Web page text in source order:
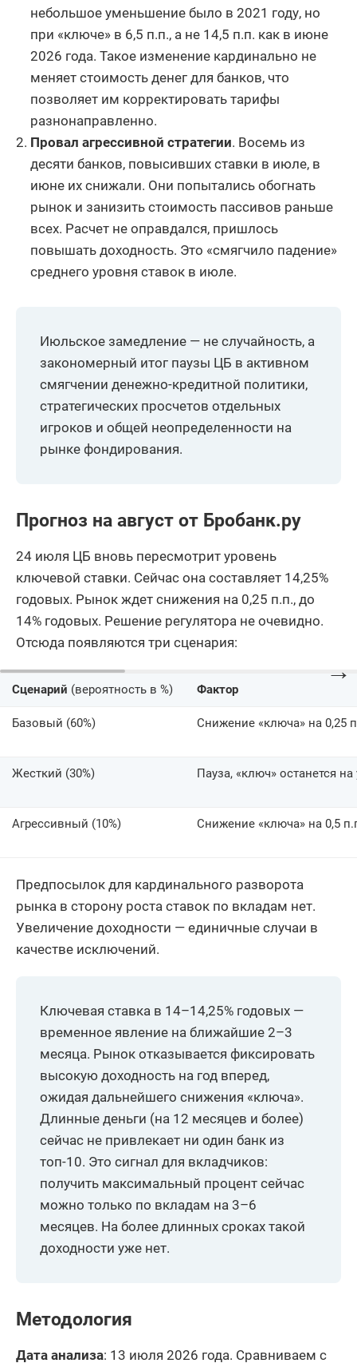
небольшое уменьшение было в 2021 году, но
при «ключе» в 6,5 п.п., а не 14,5 п.п. как в июне
2026 года. Такое изменение кардинально не
меняет стоимость денег для банков, что
позволяет им корректировать тарифы
разнонаправленно.
Провал агрессивной стратегии. Восемь из
десяти банков, повысивших ставки в июле, в
июне их снижали. Они попытались обогнать
рынок и занизить стоимость пассивов раньше
всех. Расчет не оправдался, пришлось
повышать доходность. Это «смягчило падение»
среднего уровня ставок в июле.
Июльское замедление — не случайность, а
закономерный итог паузы ЦБ в активном
смягчении денежно-кредитной политики,
стратегических просчетов отдельных
игроков и общей неопределенности на
рынке фондирования.
Прогноз на август от Бробанк.ру
24 июля ЦБ вновь пересмотрит уровень
ключевой ставки. Сейчас она составляет 14,25%
годовых. Рынок ждет снижения на 0,25 п.п., до
14% годовых. Решение регулятора не очевидно.
Отсюда появляются три сценария:
→
Сценарий (вероятность в %) Фактор
Базовый (60%) Снижение «ключа» на 0,25
Жесткий (30%) Пауза, «ключ» останется
Агрессивный (10%) Снижение «ключа» на 0,5
Предпосылок для кардинального разворота
рынка в сторону роста ставок по вкладам нет.
Увеличение доходности — единичные случаи в
качестве исключений.
Ключевая ставка в 14–14,25% годовых —
временное явление на ближайшие 2–3
месяца. Рынок отказывается фиксировать
высокую доходность на год вперед,
ожидая дальнейшего снижения «ключа».
Длинные деньги (на 12 месяцев и более)
сейчас не привлекает ни один банк из
топ-10. Это сигнал для вкладчиков:
получить максимальный процент сейчас
можно только по вкладам на 3–6
месяцев. На более длинных сроках такой
доходности уже нет.
Методология
Дата анализа: 13 июля 2026 года. Сравниваем с